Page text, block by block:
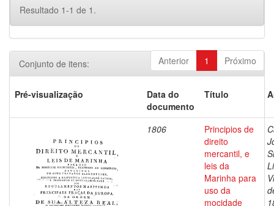
Resultado 1-1 de 1.
Anterior 1 Próximo
Conjunto de itens:
Pré-visualização
Data do
documento
Título
1806
Principios de
direito
mercantil, e
leis da
Marinha para
uso da
mocidade